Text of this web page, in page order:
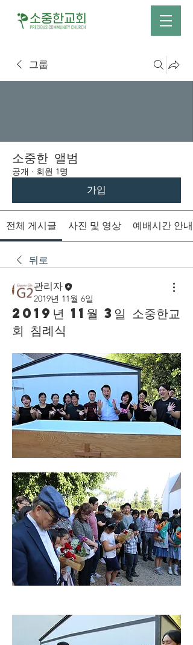
그룹
소중한 앨범
공개 · 회원 1명
가입
전체 게시글 사진 및 영상 예배시간 안내
뒤로
관리자
2019년 11월 6일
2019년 11월 3일 소중한교
회 침례식